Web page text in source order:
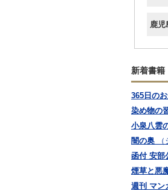
鹿児
新着書籍
365日の
染め物の
小泉八雲
闇の奥
函付 安部
煙草と悪
週刊 マン